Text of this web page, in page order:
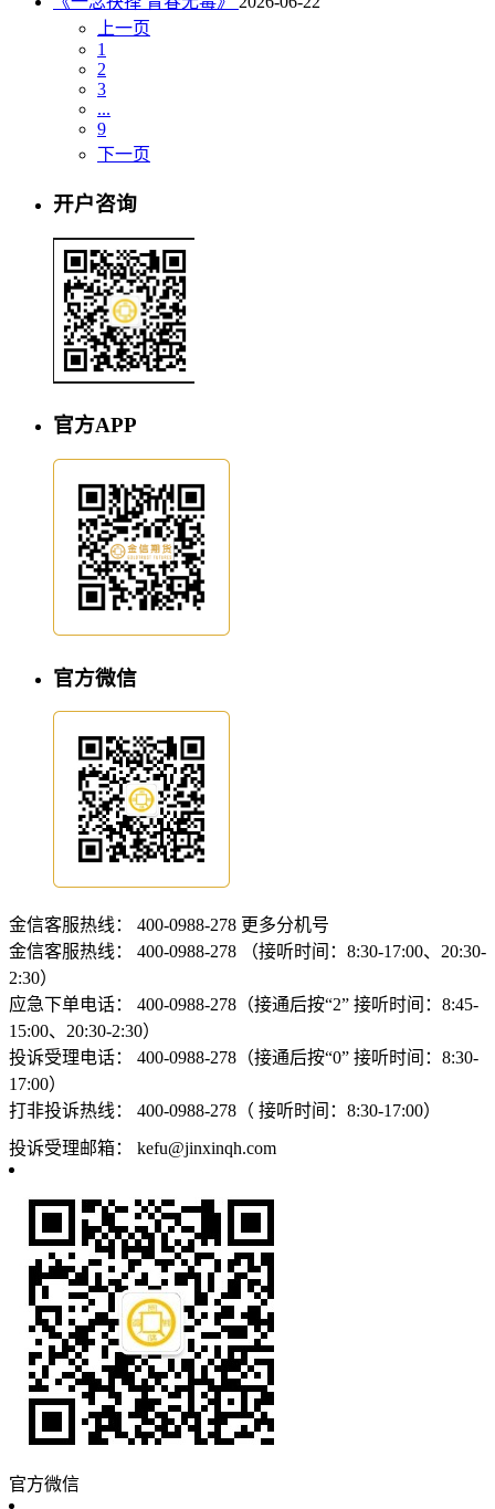
上一页
1
2
3
...
9
下一页
开户咨询
官方APP
官方微信
金信客服热线： 400-0988-278 更多分机号
金信客服热线：
400-0988-278 （接听时间：8:30-17:00、20:30-
2:30）
应急下单电话：
400-0988-278（接通后按“2” 接听时间：8:45-
15:00、20:30-2:30）
投诉受理电话：
400-0988-278（接通后按“0” 接听时间：8:30-
17:00）
打非投诉热线：
400-0988-278（ 接听时间：8:30-17:00）
投诉受理邮箱：
kefu@jinxinqh.com
官方微信